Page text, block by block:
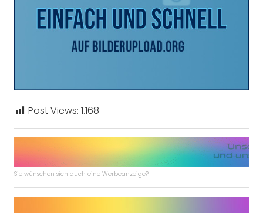
Post Views: 1.168
Sie wünschen sich auch eine Werbeanzeige?